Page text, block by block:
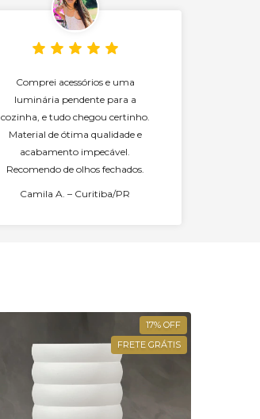
Comprei acessórios e uma
luminária pendente para a
cozinha, e tudo chegou certinho.
Material de ótima qualidade e
acabamento impecável.
Recomendo de olhos fechados.
Camila A. – Curitiba/PR
17% OFF
FRETE GRÁTIS